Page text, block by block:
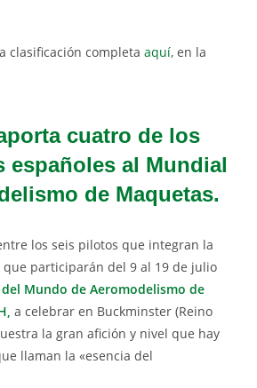
clasificación completaaquí, en la
cuatro de los
españoles al Mundial
de Maquetas.
los seis pilotos que integran la
que participarán del 9 al 19 de julio
Mundo de Aeromodelismo de
a celebrar en Buckminster (Reino
la gran afición y nivel que hay
llaman la «esencia del